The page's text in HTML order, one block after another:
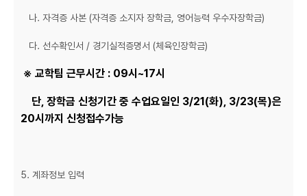
나. 자격증 사본 (자격증 소지자 장학금, 영어능력 우수자장학금)
다. 선수확인서 / 경기실적증명서 (체육인장학금)
※ 교학팀 근무시간 : 09시~17시
단, 장학금 신청기간 중 수업요일인 3/21(화), 3/23(목)은
20시까지 신청접수가능
5. 계좌정보 입력